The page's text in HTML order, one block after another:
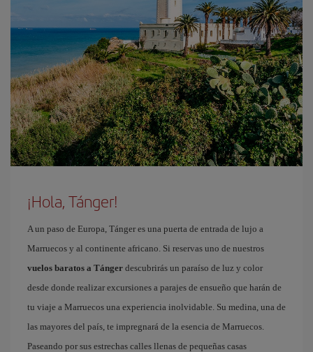
¡Hola, Tánger!
A un paso de Europa, Tánger es una puerta de entrada de lujo a
Marruecos y al continente africano. Si reservas uno de nuestros
vuelos baratos a Tánger descubrirás un paraíso de luz y color
desde donde realizar excursiones a parajes de ensueño que harán de
tu viaje a Marruecos una experiencia inolvidable. Su medina, una de
las mayores del país, te impregnará de la esencia de Marruecos.
Paseando por sus estrechas calles llenas de pequeñas casas